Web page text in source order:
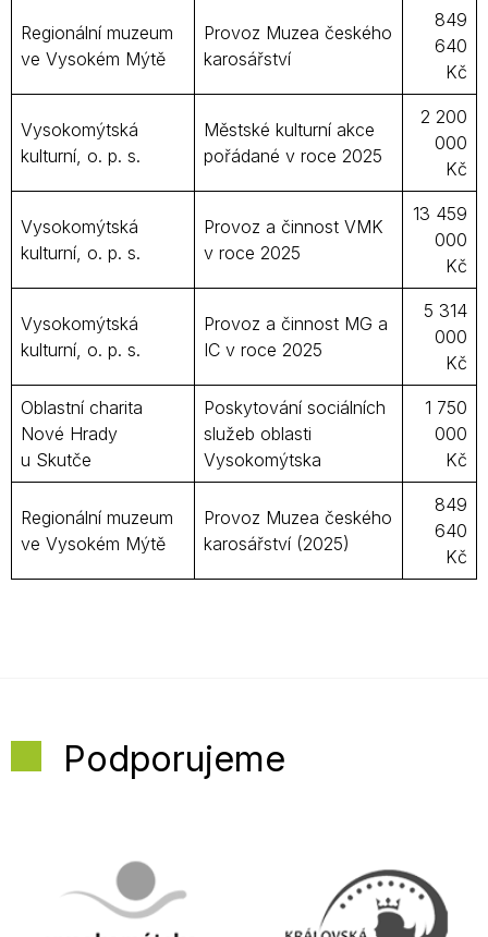
Regionální muzeum
ve Vysokém Mýtě
Provoz Muzea českého
karosářství
849
640
Kč
Vysokomýtská
kulturní, o. p. s.
Městské kulturní akce
pořádané v roce 2025
2 200
000
Kč
Vysokomýtská
kulturní, o. p. s.
Provoz a činnost VMK
v roce 2025
13 459
000
Kč
Vysokomýtská
kulturní, o. p. s.
Provoz a činnost MG a
IC v roce 2025
5 314
000
Kč
Oblastní charita
Nové Hrady
u Skutče
Poskytování sociálních
služeb oblasti
Vysokomýtska
1 750
000
Kč
Regionální muzeum
ve Vysokém Mýtě
Provoz Muzea českého
karosářství (2025)
849
640
Kč
Podporujeme